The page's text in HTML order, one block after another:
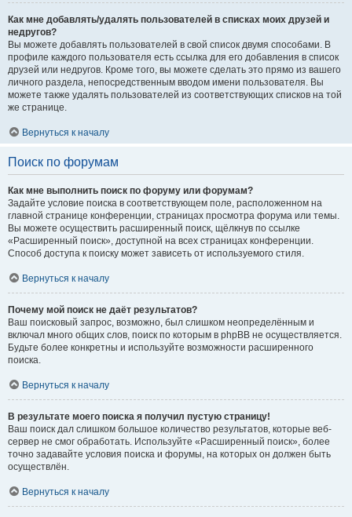
Как мне добавлять/удалять пользователей в списках моих друзей и
недругов?
Вы можете добавлять пользователей в свой список двумя способами. В
профиле каждого пользователя есть ссылка для его добавления в список
друзей или недругов. Кроме того, вы можете сделать это прямо из вашего
личного раздела, непосредственным вводом имени пользователя. Вы
можете также удалять пользователей из соответствующих списков на той
же странице.
Вернуться к началу
Поиск по форумам
Как мне выполнить поиск по форуму или форумам?
Задайте условие поиска в соответствующем поле, расположенном на
главной странице конференции, страницах просмотра форума или темы.
Вы можете осуществить расширенный поиск, щёлкнув по ссылке
«Расширенный поиск», доступной на всех страницах конференции.
Способ доступа к поиску может зависеть от используемого стиля.
Вернуться к началу
Почему мой поиск не даёт результатов?
Ваш поисковый запрос, возможно, был слишком неопределённым и
включал много общих слов, поиск по которым в phpBB не осуществляется.
Будьте более конкретны и используйте возможности расширенного
поиска.
Вернуться к началу
В результате моего поиска я получил пустую страницу!
Ваш поиск дал слишком большое количество результатов, которые веб-
сервер не смог обработать. Используйте «Расширенный поиск», более
точно задавайте условия поиска и форумы, на которых он должен быть
осуществлён.
Вернуться к началу